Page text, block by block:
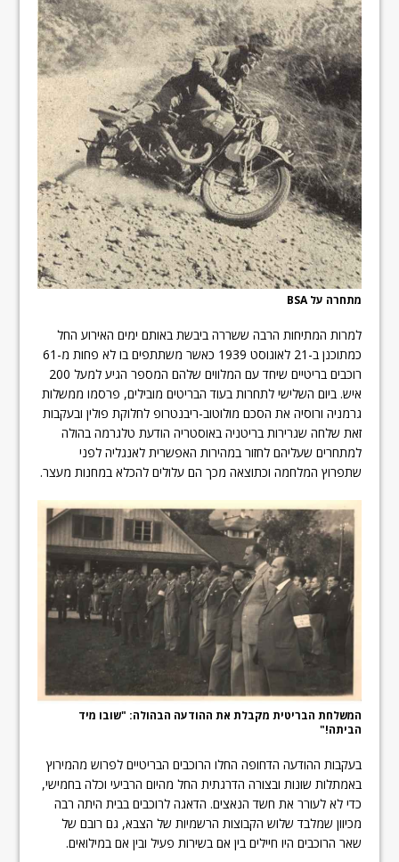
מתחרה על BSA
למרות המתיחות הרבה ששררה ביבשת באותם ימים האירוע החל
כמתוכנן ב-21 לאוגוסט 1939 כאשר משתתפים בו לא פחות מ-61
רוכבים בריטיים שיחד עם המלווים שלהם המספר הגיע למעל 200
איש. ביום השלישי לתחרות בעוד הבריטים מובילים, פרסמו ממשלות
גרמניה ורוסיה את הסכם מולוטוב-ריבנטרופ לחלוקת פולין ובעקבות
זאת שלחה שגרירות בריטניה באוסטריה הודעת טלגרמה בהולה
למתחרים שעליהם לחזור במהירות האפשרית לאנגליה לפני
שתפרוץ המלחמה וכתוצאה מכך הם עלולים להכלא במחנות מעצר.
המשלחת הבריטית מקבלת את ההודעה הבהולה: "שובו מיד
הביתה!"
בעקבות ההודעה הדחופה החלו הרוכבים הבריטיים לפרוש מהמירוץ
באמתלות שונות ובצורה הדרגתית החל מהיום הרביעי וכלה בחמישי,
כדי לא לעורר את חשד הנאצים. הדאגה לרוכבים בבית היתה רבה
מכיוון שמלבד שלוש הקבוצות הרשמיות של הצבא, גם רובם של
שאר הרוכבים היו חיילים בין אם בשירות פעיל ובין אם במילואים.